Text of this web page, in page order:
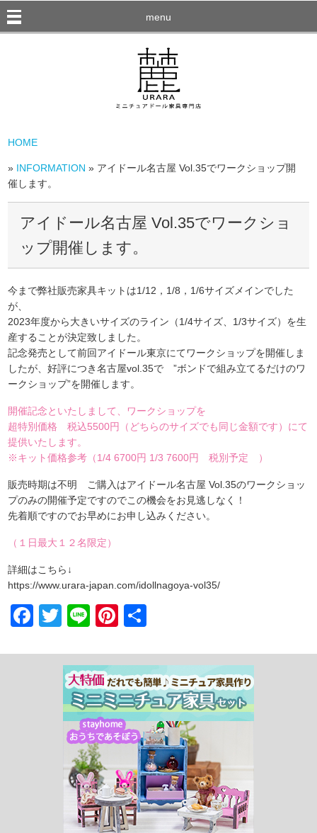
menu
HOME
» INFORMATION » アイドール名古屋 Vol.35でワークショップ開
催します。
アイドール名古屋 Vol.35でワークショ
ップ開催します。
今まで弊社販売家具キットは1/12，1/8，1/6サイズメインでした
が、
2023年度から大きいサイズのライン（1/4サイズ、1/3サイズ）を生
産することが決定致しました。
記念発売として前回アイドール東京にてワークショップを開催しま
したが、好評につき名古屋vol.35で ”ボンドで組み立てるだけのワ
ークショップ”を開催します。
開催記念といたしまして、ワークショップを
超特別価格 税込5500円（どちらのサイズでも同じ金額です）にて
提供いたします。
※キット価格参考（1/4 6700円 1/3 7600円 税別予定 ）
販売時期は不明 ご購入はアイドール名古屋 Vol.35のワークショッ
プのみの開催予定ですのでこの機会をお見逃しなく！
先着順ですのでお早めにお申し込みください。
（１日最大１２名限定）
詳細はこちら↓
https://www.urara-japan.com/idollnagoya-vol35/
Facebook
Twitter
LinePinterest